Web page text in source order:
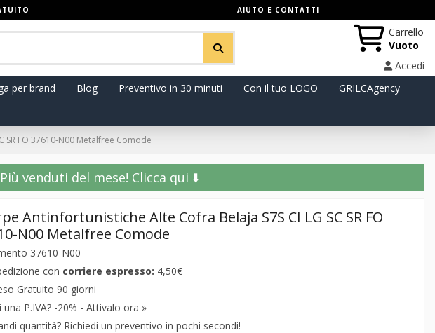
AIUTO E CONTATTI
Carrello
Vuoto
Accedi
per brand Blog Preventivo in 30 minuti Con il tuo LOGO
GRILCAgency
SR FO 37610-N00 Metalfree Comode
venduti del mese!️ Clicca qui ⬇️
Antinfortunistiche Alte Cofra Belaja S7S CI LG SC SR FO
N00 Metalfree Comode
37610-N00
con corriere espresso: 4,50€
Gratuito 90 giorni
una P.IVA? -20% - Attivalo ora »
quantità? Richiedi un preventivo in pochi secondi!